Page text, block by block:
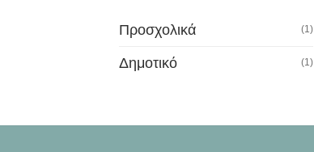
Προσχολικά (1)
Δημοτικό (1)